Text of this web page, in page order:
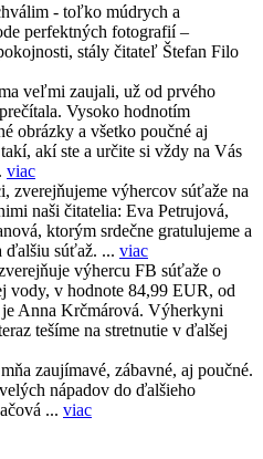
- toľko múdrych a
perfektných fotografií –
stály čitateľ Štefan Filo
veľmi zaujali, už od prvého
Vysoko hodnotím
obrázky a všetko poučné aj
akí ste a určite si vždy na Vás
viac
zverejňujeme výhercov súťaže na
naši čitatelia: Eva Petrujová,
ktorým srdečne gratulujeme a
ďalšiu súťaž. ... viac
výhercu FB súťaže o
v hodnote 84,99 EUR, od
Anna Krčmárová. Výherkyni
tešíme na stretnutie v ďalšej
zaujímavé, zábavné, aj poučné.
nápadov do ďalšieho
... viac